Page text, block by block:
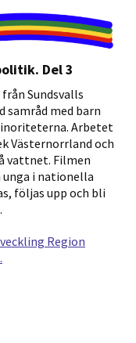
Del 3
Sundsvalls
med barn
Arbetet
Västernorrland och
vattnet. Filmen
unga i nationella
följas upp och bli
Region